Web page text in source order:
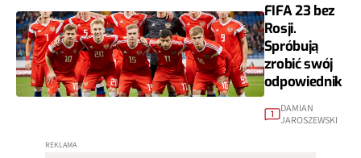
FIFA 23 bez
Rosji.
Spróbują
zrobić swój
odpowiednik
1
DAMIAN
JAROSZEWSKI